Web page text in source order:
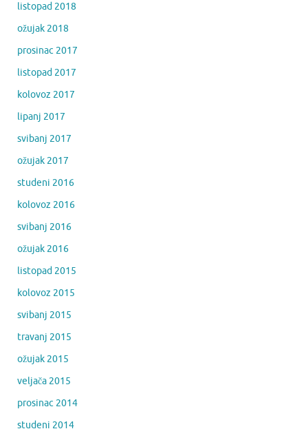
listopad 2018
ožujak 2018
prosinac 2017
listopad 2017
kolovoz 2017
lipanj 2017
svibanj 2017
ožujak 2017
studeni 2016
kolovoz 2016
svibanj 2016
ožujak 2016
listopad 2015
kolovoz 2015
svibanj 2015
travanj 2015
ožujak 2015
veljača 2015
prosinac 2014
studeni 2014